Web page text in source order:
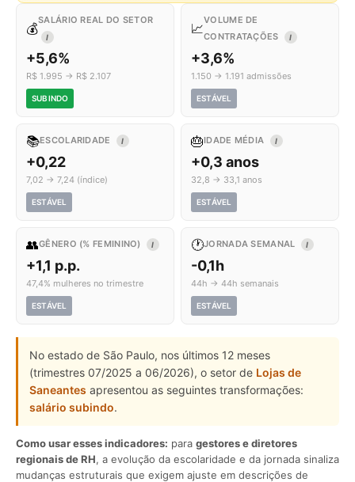
💰
SALÁRIO REAL DO SETOR
I
+5,6%
R$ 1.995 → R$ 2.107
SUBINDO
📈
VOLUME DE
CONTRATAÇÕES
I
+3,6%
1.150 → 1.191 admissões
ESTÁVEL
📚ESCOLARIDADE I
+0,22
7,02 → 7,24 (índice)
ESTÁVEL
🎂IDADE MÉDIA I
+0,3 anos
32,8 → 33,1 anos
ESTÁVEL
👥GÊNERO (% FEMININO) I
+1,1 p.p.
47,4% mulheres no trimestre
ESTÁVEL
🕐JORNADA SEMANAL I
-0,1h
44h → 44h semanais
ESTÁVEL
No estado de São Paulo, nos últimos 12 meses
(trimestres 07/2025 a 06/2026), o setor de Lojas de
Saneantes apresentou as seguintes transformações:
salário subindo.
Como usar esses indicadores: para gestores e diretores
regionais de RH, a evolução da escolaridade e da jornada sinaliza
mudanças estruturais que exigem ajuste em descrições de